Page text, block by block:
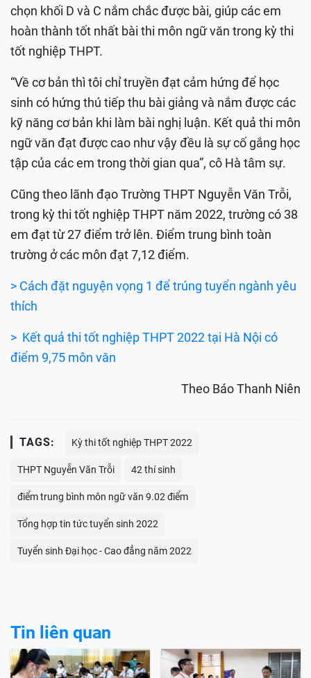
chọn khối D và C nắm chắc được bài, giúp các em
hoàn thành tốt nhất bài thi môn ngữ văn trong kỳ thi
tốt nghiệp THPT.
“Về cơ bản thì tôi chỉ truyền đạt cảm hứng để học
sinh có hứng thú tiếp thu bài giảng và nắm được các
kỹ năng cơ bản khi làm bài nghị luận. Kết quả thi môn
ngữ văn đạt được cao như vậy đều là sự cố gắng học
tập của các em trong thời gian qua”, cô Hà tâm sự.
Cũng theo lãnh đạo Trường THPT Nguyễn Văn Trỗi,
trong kỳ thi tốt nghiệp THPT năm 2022, trường có 38
em đạt từ 27 điểm trở lên. Điểm trung bình toàn
trường ở các môn đạt 7,12 điểm.
> Cách đặt nguyện vọng 1 để trúng tuyển ngành yêu
thích
> Kết quả thi tốt nghiệp THPT 2022 tại Hà Nội có
điểm 9,75 môn văn
Theo Báo Thanh Niên
TAGS: Kỳ thi tốt nghiệp THPT 2022
THPT Nguyễn Văn Trỗi 42 thí sinh
điểm trung bình môn ngữ văn 9.02 điểm
Tổng hợp tin tức tuyển sinh 2022
Tuyển sinh Đại học - Cao đẳng năm 2022
Tin liên quan